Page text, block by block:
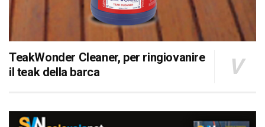
TeakWonder Cleaner, per ringiovanire
il teak della barca